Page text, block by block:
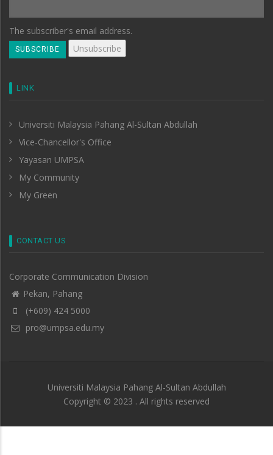
The subscriber's email address.
LINK
Universiti Malaysia Pahang Al-Sultan Abdullah
Vice-Chancellor's Office
Yayasan UMPSA
My Community
My Green
CONTACT US
Corporate Communication Division
Pekan, Pahang
(+609) 424 5000
pro@umpsa.edu.my
Universiti Malaysia Pahang Al-Sultan Abdullah
Copyright © 2023 . All rights reserved